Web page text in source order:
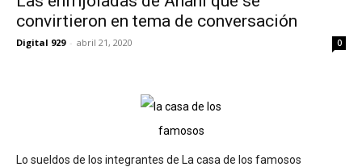
convirtieron en tema de conversación
Digital 929 - abril 21, 2020 0
Lo sueldos de los integrantes de La casa de los famosos